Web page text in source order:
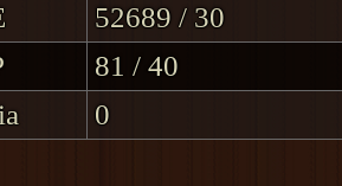
52689 / 30
81 / 40
0